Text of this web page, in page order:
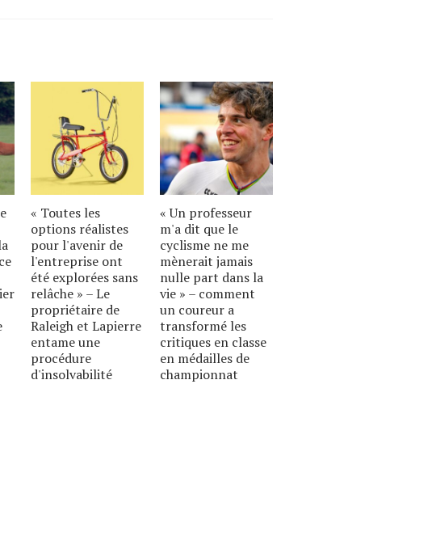
« Toutes les
options réalistes
pour l'avenir de
l'entreprise ont
été explorées sans
relâche » – Le
propriétaire de
Raleigh et Lapierre
entame une
procédure
d'insolvabilité
« Un professeur
m'a dit que le
cyclisme ne me
mènerait jamais
nulle part dans la
vie » – comment
un coureur a
transformé les
critiques en classe
en médailles de
championnat